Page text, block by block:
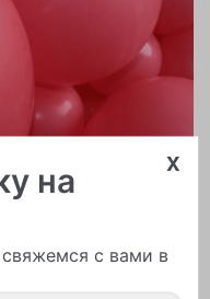
x
на
с вами в